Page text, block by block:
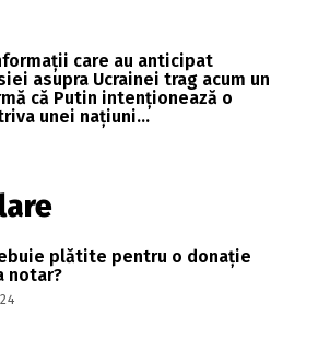
care au anticipat
asupra Ucrainei trag acum un
că Putin intenționează o
unei națiuni...
plătite pentru o donație
notar?